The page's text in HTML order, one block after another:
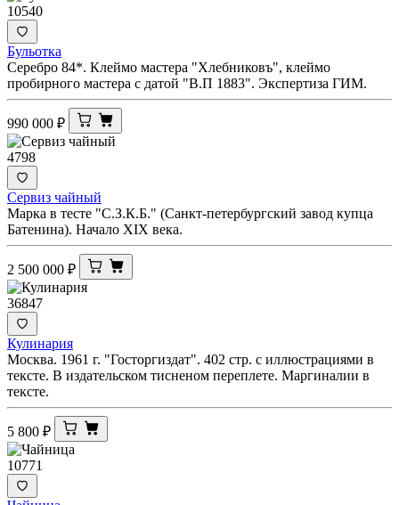
10540
Бульотка
Серебро 84*. Клеймо мастера "Хлебниковъ", клеймо
пробирного мастера с датой "В.П 1883". Экспертиза ГИМ.
990 000 ₽
4798
Сервиз чайный
Марка в тесте "С.З.К.Б." (Санкт-петербургский завод купца
Батенина). Начало XIX века.
2 500 000 ₽
36847
Кулинария
Москва. 1961 г. "Госторгиздат". 402 стр. с иллюстрациями в
тексте. В издательском тисненом переплете. Маргиналии в
тексте.
5 800 ₽
10771